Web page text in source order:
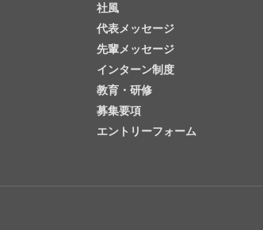
社風
代表メッセージ
先輩メッセージ
インターン制度
教育・研修
募集要項
エントリーフォーム